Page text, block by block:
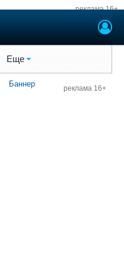
реклама 16+
Еще
реклама 16+